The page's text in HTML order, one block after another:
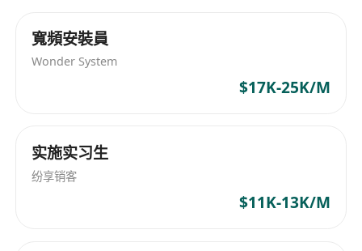
主導客戶售後服務與運營支持，推動客戶關係維
護與滿意度達成，處理項目交付後的問題響應、
案與知識資產管理。
寬頻安裝員
Wonder System
$17K-25K/M
实施实习生
纷享销客
$11K-13K/M